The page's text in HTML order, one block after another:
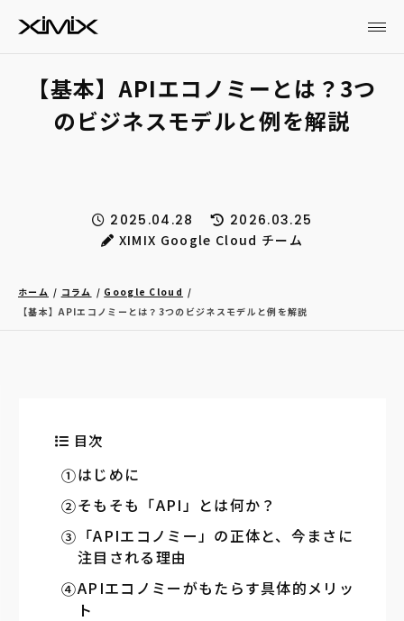
【基本】APIエコノミーとは？3つ
のビジネスモデルと例を解説
2025.04.28
2026.03.25
XIMIX Google Cloud チーム
ホーム コラム
Google Cloud
【基本】APIエコノミーとは？3つのビジネスモデルと例を解説
目次
はじめに
そもそも「API」とは何か？
「APIエコノミー」の正体と、今まさに
注目される理由
APIエコノミーがもたらす具体的メリッ
ト